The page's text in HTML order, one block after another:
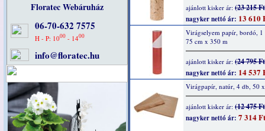
Floratec Webáruház
06-70-632 7575
H - P: 1000- 1400
info@floratec.hu
ajánlott kisker ár: (23 215
nagyker nettó ár: 13 610
Virágselyem papír, bordó,
75 cm x 350 m
ajánlott kisker ár: (24 795
nagyker nettó ár: 14 537
Virágpapír, natúr, 4 db, 50
ajánlott kisker ár: (12 475
nagyker nettó ár: 7 314 Ft